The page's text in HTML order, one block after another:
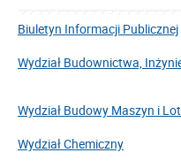
Biuletyn Informacji Publicznej
Wydział Budownictwa,
Wydział Budowy Maszyn i
Wydział Chemiczny